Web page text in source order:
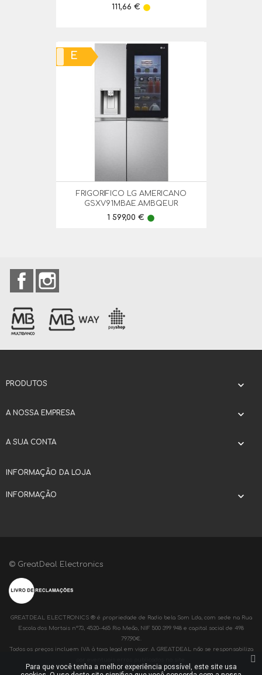
Preço
111,66 € lens
FRIGORIFICO LG AMERICANO
GSXV91MBAE.AMBQEUR
Preço
1 599,00 € lens
E
Facebook
PRODUTOS 
A NOSSA EMPRESA 
A SUA CONTA 
INFORMAÇÃO DA LOJA
INFORMAÇÃO 
© GreatDeal Electronics
GREATDEAL ELECTRONICS ® é propriedade de Radio bela Som Lda, com sede na Rua
Escola dos Mortais nº73, 4520-465 Rio Meão, NIF 500 399 948 e capital social de 498
797,90€.
Todos os preços incluem IVA à taxa legal em vigor. A GREATDEAL não se responsabiliza
Para que você tenha a melhor experiência possível, este site usa